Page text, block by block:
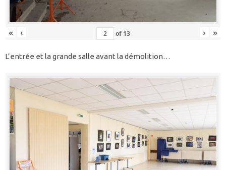
« ‹ of 13 › »
L’entrée et la grande salle avant la démolition…